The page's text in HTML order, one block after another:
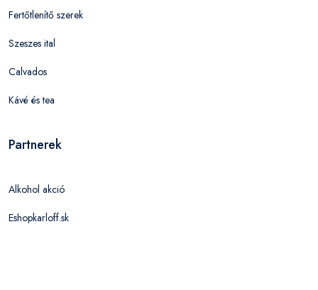
Fertőtlenítő szerek
Szeszes ital
Calvados
Kávé és tea
Partnerek
Alkohol akció
Eshopkarloff.sk